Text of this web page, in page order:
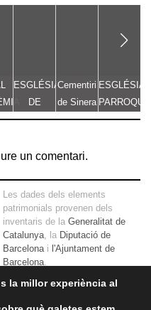
ESGLÉSIA
DE
SANTA
Cementiri
de Sinera
ESGLÉSIA
DE SANT
un comentari.
Les dades dels elements
patrimonials provenen dels
inventaris de la Generalitat de
Catalunya , la Diputació de
Barcelona i l'Ajuntament de
Barcelona
El mapa base ha estat realitzat
la millor experiència al